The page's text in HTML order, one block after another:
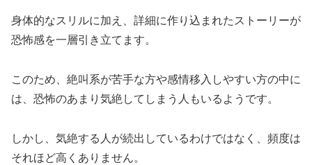
身体的なスリルに加え、詳細に作り込まれたストーリーが
恐怖感を一層引き立てます。
このため、絶叫系が苦手な方や感情移入しやすい方の中に
は、恐怖のあまり気絶してしまう人もいるようです。
しかし、気絶する人が続出しているわけではなく、頻度は
それほど高くありません。